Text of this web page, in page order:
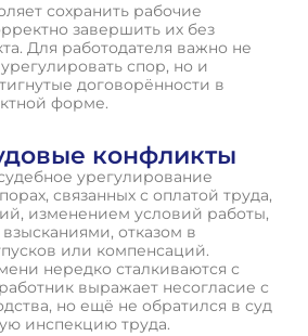
сохранить рабочие
завершить их без
Для работодателя важно не
спор, но и
договорённости в
форме.
конфликты
урегулирование
связанных с оплатой труда,
изменением условий работы,
отказом в
или компенсаций.
нередко сталкиваются с
выражает несогласие с
но ещё не обратился в суд
инспекцию труда.